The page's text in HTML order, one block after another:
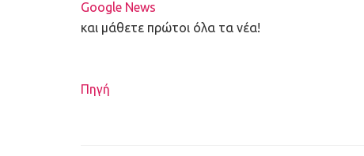
Google News
και μάθετε πρώτοι όλα τα νέα!
Πηγή